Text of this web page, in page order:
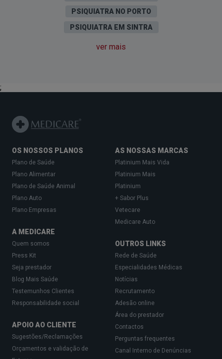
PSIQUIATRA NO PORTO
PSIQUIATRA EM SINTRA
PSIQUIATRA EM VILA NOVA DE GAIA
PSIQUIATRA EM BRAGA
PSIQUIATRA EM MATOSINHOS
PSIQUIATRA EM OEIRAS
PSIQUIATRA NO SEIXAL
PSIQUIATRA EM GONDOMAR
PSIQUIATRA EM GUIMARÃES
PSIQUIATRA EM ODIVELAS
PSIQUIATRA EM SANTA MARIA DA FEIRA
PSIQUIATRA EM VILA FRANCA DE XIRA
PSIQUIATRA EM LEIRIA
PSIQUIATRA EM SETÚBAL
PSIQUIATRA EM BARCELOS
ver mais
;
OS NOSSOS PLANOS
Plano de Saúde
Plano Alimentar
Plano de Saúde Animal
Plano Auto
Plano Empresas
A MEDICARE
Quem somos
Press Kit
Seja prestador
Blog Mais Saúde
Testemunhos Clientes
Responsabilidade social
APOIO AO CLIENTE
Sugestões/Reclamações
Orçamentos e validação de
AS NOSSAS MARCAS
Platinium Mais Vida
Platinium Mais
Platinium
+ Sabor Plus
Vetecare
Medicare Auto
OUTROS LINKS
Rede de Saúde
Especialidades Médicas
Notícias
Recrutamento
Adesão online
Área do prestador
Contactos
Perguntas frequentes
Canal Interno de Denúncias